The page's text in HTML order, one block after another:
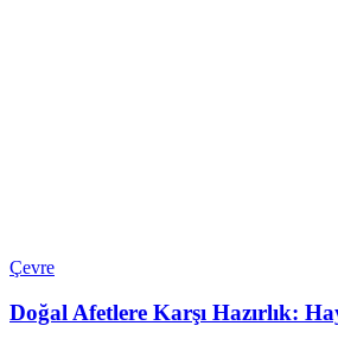
Çevre
Doğal Afetlere Karşı Hazırlık: